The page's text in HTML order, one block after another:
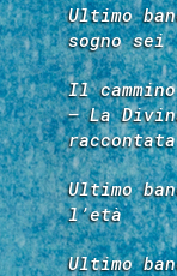
Ultimo
sogno sei
Il
– La
Ultimo
l’età
Ultimo